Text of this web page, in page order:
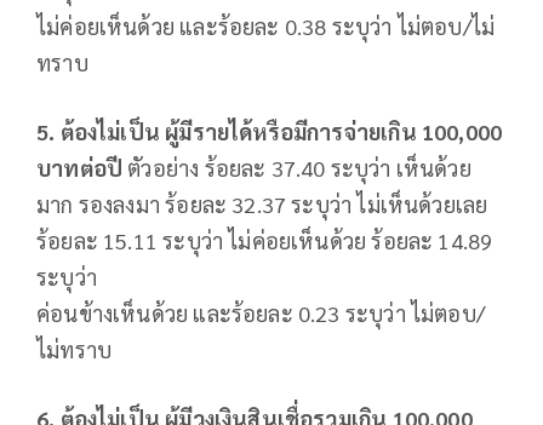
ไม่ค่อยเห็นด้วย และร้อยละ 0.38 ระบุว่า ไม่ตอบ/ไม่
ทราบ
5. ต้องไม่เป็น ผู้มีรายได้หรือมีการจ่ายเกิน 100,000
บาทต่อปี ตัวอย่าง ร้อยละ 37.40 ระบุว่า เห็นด้วย
มาก รองลงมา ร้อยละ 32.37 ระบุว่า ไม่เห็นด้วยเลย
ร้อยละ 15.11 ระบุว่า ไม่ค่อยเห็นด้วย ร้อยละ 14.89
ระบุว่า
ค่อนข้างเห็นด้วย และร้อยละ 0.23 ระบุว่า ไม่ตอบ/
ไม่ทราบ
6. ต้องไม่เป็น ผู้มีวงเงินสินเชื่อรวมเกิน 100,000